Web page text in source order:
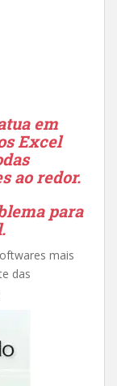
em
Excel
ao redor.
para
mais
das